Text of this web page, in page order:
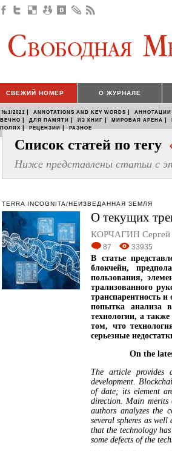
СВЕЖИЙ НОМЕР О ЖУРНАЛЕ
№1/2021 | ANNOTATIONS AND KEY WORDS |
ВЕЧНО | ДЛЯ ПАМЯТИ | ИЗ КНИГ | МИРОВАЯ АРЕНА |
ПОЛЯХ | РЕЦЕНЗИИ | РАЗНОЕ
Список статей по тегу
Ниже представлены статьи с
TERRA INCOGNITA/НЕИЗВЕДАННАЯ ЗЕМЛЯ
О текущих
КОРЧАГИН Сергей
87 33935
В статье
блокчейн,
пользования,
трализованного
транспарентность
попытка анализа
технологии, а
том, что
серьезные
On the
The article provides
development.
of date; its element
direction. Main merits
authors analyzes the
several spheres as
that the technology
some defects of the